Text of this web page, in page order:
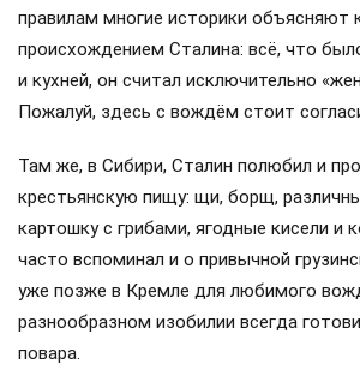
правилам многие историки объясняют
происхождением Сталина: всё, что
и кухней, он считал исключительно
Пожалуй, здесь с вождём стоит
Там же, в Сибири, Сталин полюбил и
крестьянскую пищу: щи, борщ,
картошку с грибами, ягодные кисели и
часто вспоминал и о привычной
уже позже в Кремле для любимого
разнообразном изобилии всегда
повара.